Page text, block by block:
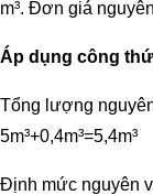
m³. Đơn giá
Áp dụng công
Tổng lượng
5m³+0,4m³=5,4m³
Định mức nguyên